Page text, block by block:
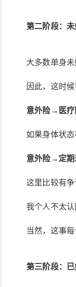
第二阶段：
大多数单身
因此，这时
意外险→医
如果身体状
意外险→定期
这里比较有
我个人不太
当然，这事
第三阶段：